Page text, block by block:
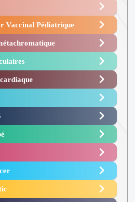
Vaccinal Pédiatrique